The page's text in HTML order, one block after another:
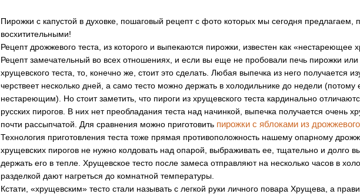
Пирожки с капустой в духовке, пошаговый рецепт с фото которых мы сегодня предлагаем,
восхитительными!
Рецепт дрожжевого теста, из которого и выпекаются пирожки, известен как «нестареющее
Рецепт замечательный во всех отношениях, и если вы еще не пробовали печь пирожки или
хрущевского теста, то, конечно же, стоит это сделать. Любая выпечка из него получается
черствеет несколько дней, а само тесто можно держать в холодильнике до недели (потому
нестареющим). Но стоит заметить, что пироги из хрущевского теста кардинально
русских пирогов. В них нет преобладания теста над начинкой, выпечка получается очень
почти рассыпчатой. Для сравнения можно приготовить пирожки с яблоками из
Технология приготовления теста тоже прямая противоположность нашему опарному
хрущевских пирогов не нужно колдовать над опарой, выбраживать ее, тщательно и долго
держать его в тепле. Хрущевское тесто после замеса отправляют на несколько часов в
разделкой дают нагреться до комнатной температуры.
Кстати, «хрущевским» тесто стали называть с легкой руки личного повара Хрущева, а